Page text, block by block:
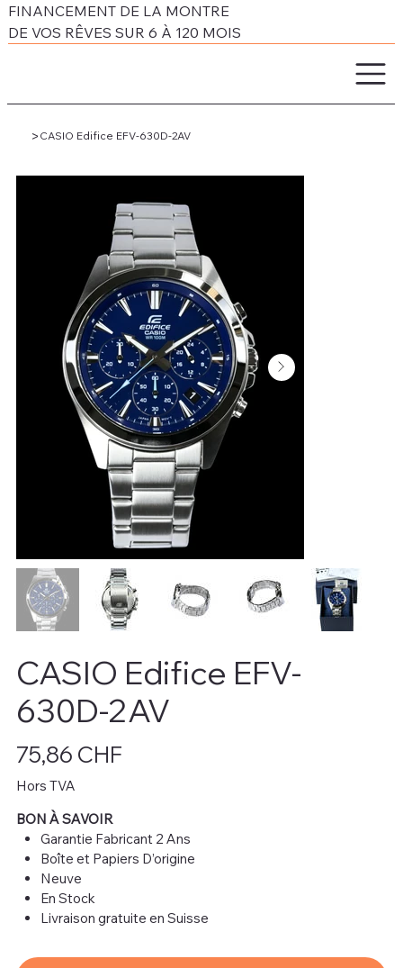
FINANCEMENT DE LA MONTRE
DE VOS RÊVES SUR 6 À 120 MOIS
> CASIO Edifice EFV-630D-2AV
CASIO Edifice EFV-
630D-2AV
75,86 CHF
Hors TVA
BON À SAVOIR
Garantie Fabricant 2 Ans
Boîte et Papiers D’origine
Neuve
En Stock
Livraison gratuite en Suisse